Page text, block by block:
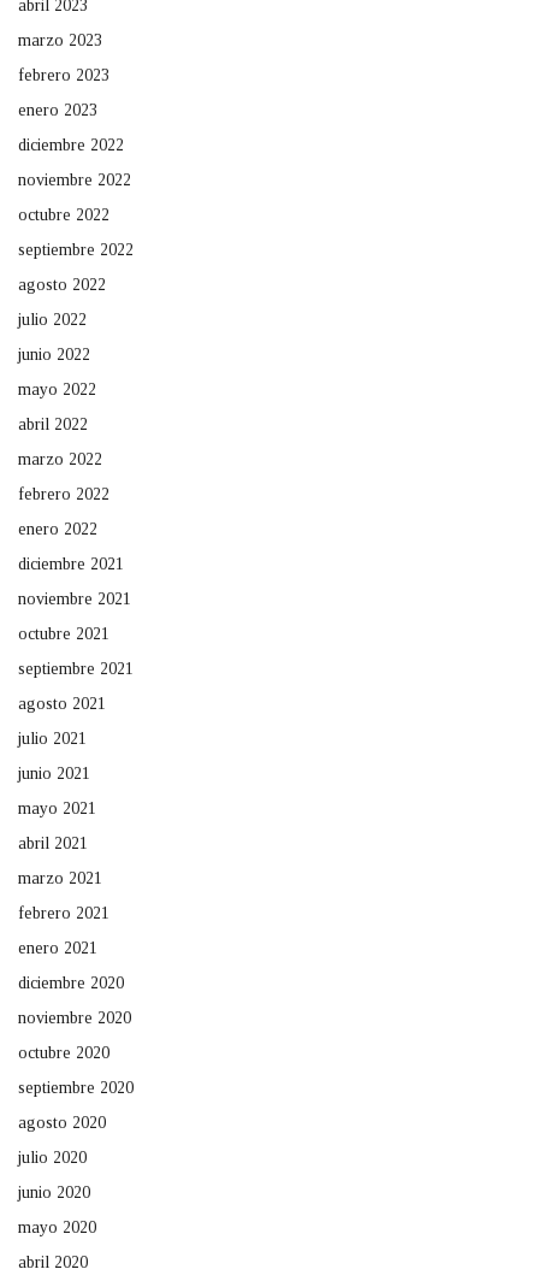
abril 2023
marzo 2023
febrero 2023
enero 2023
diciembre 2022
noviembre 2022
octubre 2022
septiembre 2022
agosto 2022
julio 2022
junio 2022
mayo 2022
abril 2022
marzo 2022
febrero 2022
enero 2022
diciembre 2021
noviembre 2021
octubre 2021
septiembre 2021
agosto 2021
julio 2021
junio 2021
mayo 2021
abril 2021
marzo 2021
febrero 2021
enero 2021
diciembre 2020
noviembre 2020
octubre 2020
septiembre 2020
agosto 2020
julio 2020
junio 2020
mayo 2020
abril 2020